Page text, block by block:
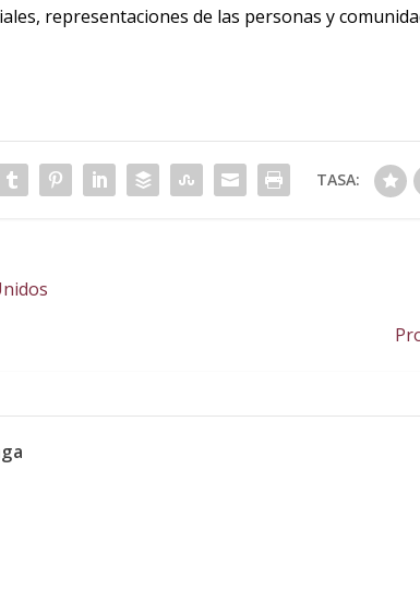
representaciones de las personas y
TASA: